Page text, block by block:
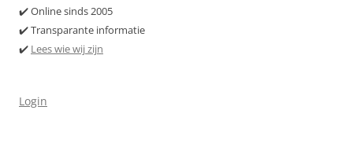
✔️ Online sinds 2005
✔️ Transparante informatie
✔️ Lees wie wij zijn
Login